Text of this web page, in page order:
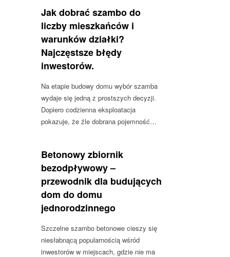
Jak dobrać szambo do
liczby mieszkańców i
warunków działki?
Najczęstsze błędy
inwestorów.
Na etapie budowy domu wybór szamba
wydaje się jedną z prostszych decyzji.
Dopiero codzienna eksploatacja
pokazuje, że źle dobrana pojemność…
Betonowy zbiornik
bezodpływowy –
przewodnik dla budujących
dom do domu
jednorodzinnego
Szczelne szambo betonowe cieszy się
niesłabnącą popularnością wśród
inwestorów w miejscach, gdzie nie ma